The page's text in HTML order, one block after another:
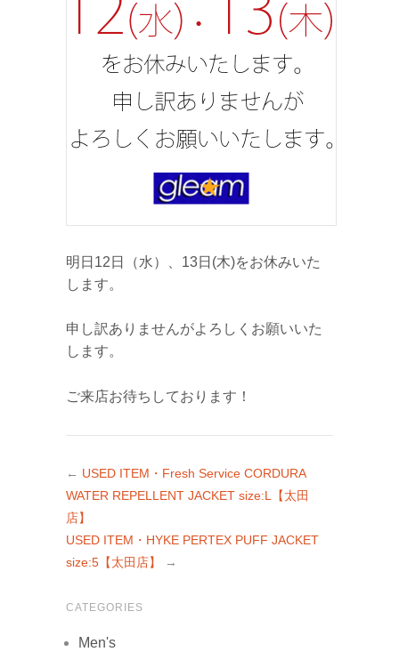
明日12日（水）、13日(木)をお休みいた
します。
申し訳ありませんがよろしくお願いいた
します。
ご来店お待ちしております！
← USED ITEM・Fresh Service CORDURA
WATER REPELLENT JACKET size:L【太田
店】
USED ITEM・HYKE PERTEX PUFF JACKET
size:5【太田店】
→
CATEGORIES
Men's